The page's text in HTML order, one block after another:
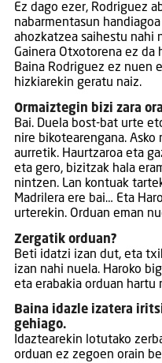
Ez dago ezer, Rodriguez
nabarmentasun
ahozkatzea saihestu nahi
Gainera Otxotorena ez da
Baina Rodriguez ez nuen
hizkiarekin geratu naiz.
Ormaiztegin bizi zara
Bai. Duela bost-bat urte
nire bikotearengana.
aurretik. Haurtzaroa eta
eta gero, bizitzak hala
nintzen. Lan kontuak
Madrilera ere bai… Eta
urterekin. Orduan eman
Zergatik orduan?
Beti idatzi izan dut, eta
izan nahi nuela. Haroko
eta erabakia orduan hartu
Baina idazle izatera
gehiago.
Idaztearekin lotutako
orduan ez zegoen orain